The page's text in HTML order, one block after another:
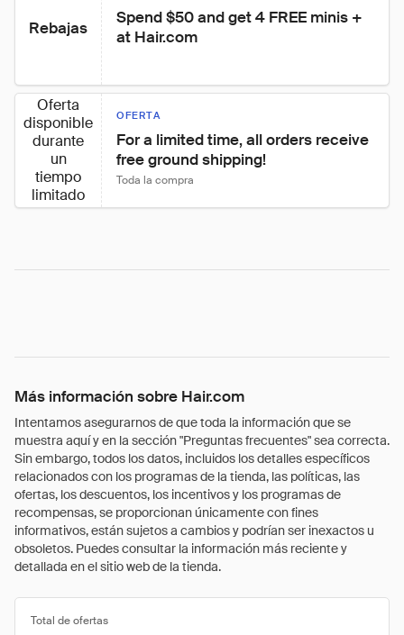
Rebajas
Spend $50 and get 4 FREE minis +
at Hair.com
Oferta
disponible
durante
un
tiempo
limitado
OFERTA
For a limited time, all orders receive
free ground shipping!
Toda la compra
Más información sobre Hair.com
Intentamos asegurarnos de que toda la información que se
muestra aquí y en la sección "Preguntas frecuentes" sea correcta.
Sin embargo, todos los datos, incluidos los detalles específicos
relacionados con los programas de la tienda, las políticas, las
ofertas, los descuentos, los incentivos y los programas de
recompensas, se proporcionan únicamente con fines
informativos, están sujetos a cambios y podrían ser inexactos u
obsoletos. Puedes consultar la información más reciente y
detallada en el sitio web de la tienda.
Total de ofertas